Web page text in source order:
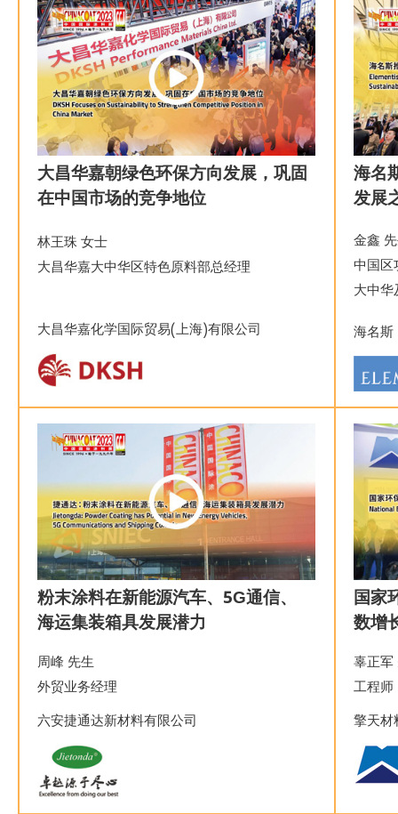
大昌华嘉朝绿色环保方向发展，巩固
在中国市场的竞争地位
林王珠 女士
大昌华嘉大中华区特色原料部总经理
大昌华嘉化学国际贸易(上海)有限公司
海名
发展
金鑫
中国区
大中华
海名斯
粉末涂料在新能源汽车、5G通信、
海运集装箱具发展潜力
周峰 先生
外贸业务经理
六安捷通达新材料有限公司
国家
数增
辜正军
工程师
擎天材